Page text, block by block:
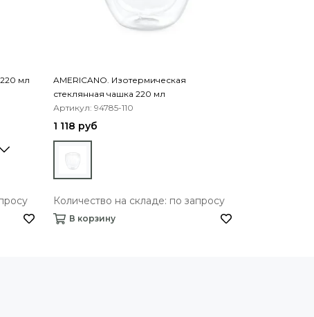
мл
AMERICANO. Изотермическая
стеклянная чашка 220 мл
Артикул: 94785-110
1 118 руб
Количество на складе: по запросу
В корзину